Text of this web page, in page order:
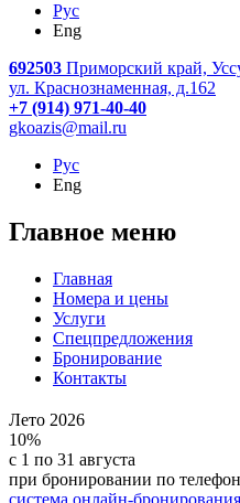
Рус
Eng
692503 Приморский край,
ул. Краснознаменная, д.162
+7 (914) 971-40-40
gkoazis@mail.ru
Рус
Eng
Главное меню
Главная
Номера и цены
Услуги
Спецпредложения
Бронирование
Контакты
Лето 2026
10%
с 1 по 31 августа
при бронировании по
система онлайн-бронирования